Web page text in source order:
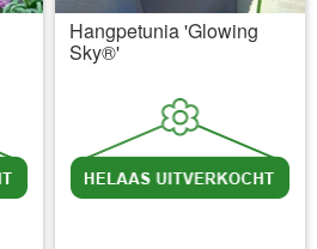
Hangpetunia 'Glowing
Sky®'